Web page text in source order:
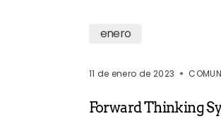
enero
11 de enero de 2023
Forward Thinking